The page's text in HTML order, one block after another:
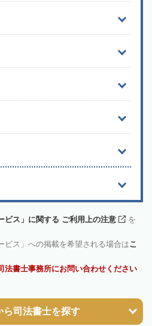
ビス」に関する ご利用上の注意
を
ビス」への掲載を希望される場合はこ
法書士事務所にお問い合わせください
ら司法書士を探す